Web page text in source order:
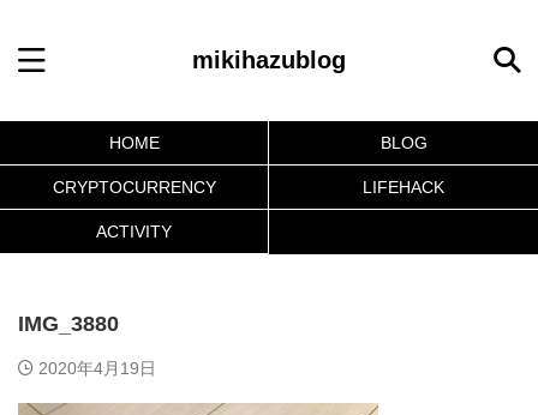
mikihazublog
HOME BLOG
CRYPTOCURRENCY LIFEHACK
ACTIVITY
IMG_3880
2020年4月19日